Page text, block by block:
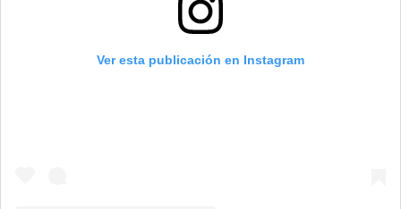
Ver esta publicación en Instagram